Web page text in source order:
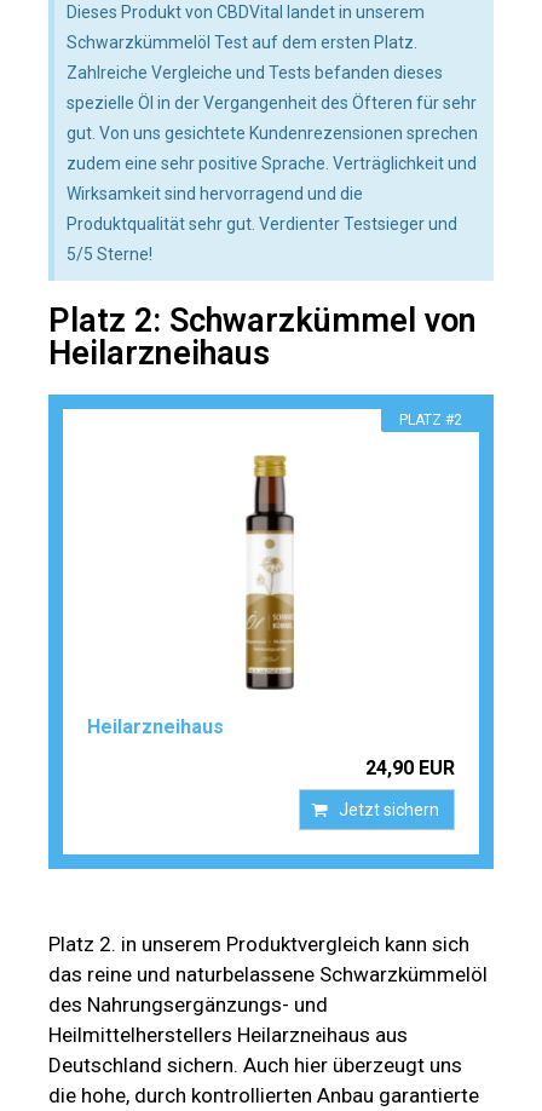
Dieses Produkt von CBDVital landet in unserem
Schwarzkümmelöl Test auf dem ersten Platz.
Zahlreiche Vergleiche und Tests befanden dieses
spezielle Öl in der Vergangenheit des Öfteren für sehr
gut. Von uns gesichtete Kundenrezensionen sprechen
zudem eine sehr positive Sprache. Verträglichkeit und
Wirksamkeit sind hervorragend und die
Produktqualität sehr gut. Verdienter Testsieger und
5/5 Sterne!
Platz 2: Schwarzkümmel von
Heilarzneihaus
PLATZ #2
Heilarzneihaus
24,90 EUR
Jetzt sichern
Platz 2. in unserem Produktvergleich kann sich
das reine und naturbelassene Schwarzkümmelöl
des Nahrungsergänzungs- und
Heilmittelherstellers Heilarzneihaus aus
Deutschland sichern. Auch hier überzeugt uns
die hohe, durch kontrollierten Anbau garantierte